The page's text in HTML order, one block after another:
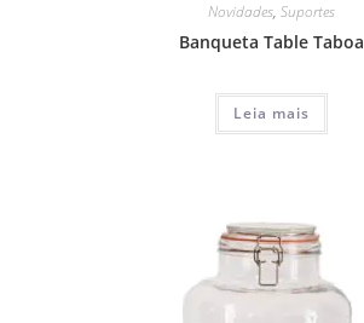
Novidades, Suportes
Banqueta Table Taboa
Leia mais